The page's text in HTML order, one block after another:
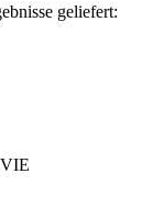
geliefert: